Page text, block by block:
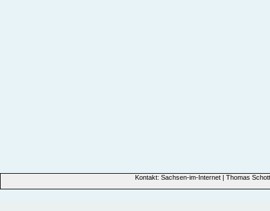
Kontakt: Sachsen-im-Internet | Thomas